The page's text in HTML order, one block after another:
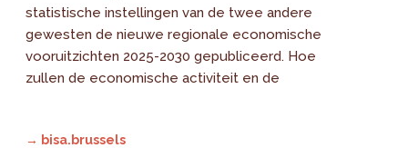
statistische instellingen van de twee andere
gewesten de nieuwe regionale economische
vooruitzichten 2025-2030 gepubliceerd. Hoe
zullen de economische activiteit en de
→ bisa.brussels